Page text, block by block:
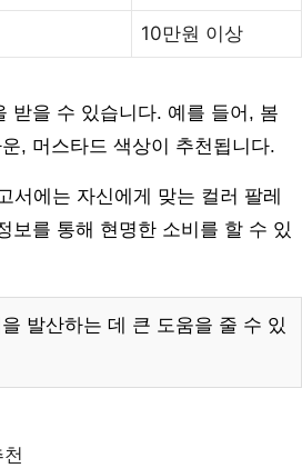
10만원 이상
받을 수 있습니다. 예를 들어, 봄
, 머스타드 색상이 추천됩니다.
서에는 자신에게 맞는 컬러 팔레
보를 통해 현명한 소비를 할 수 있
발산하는 데 큰 도움을 줄 수 있